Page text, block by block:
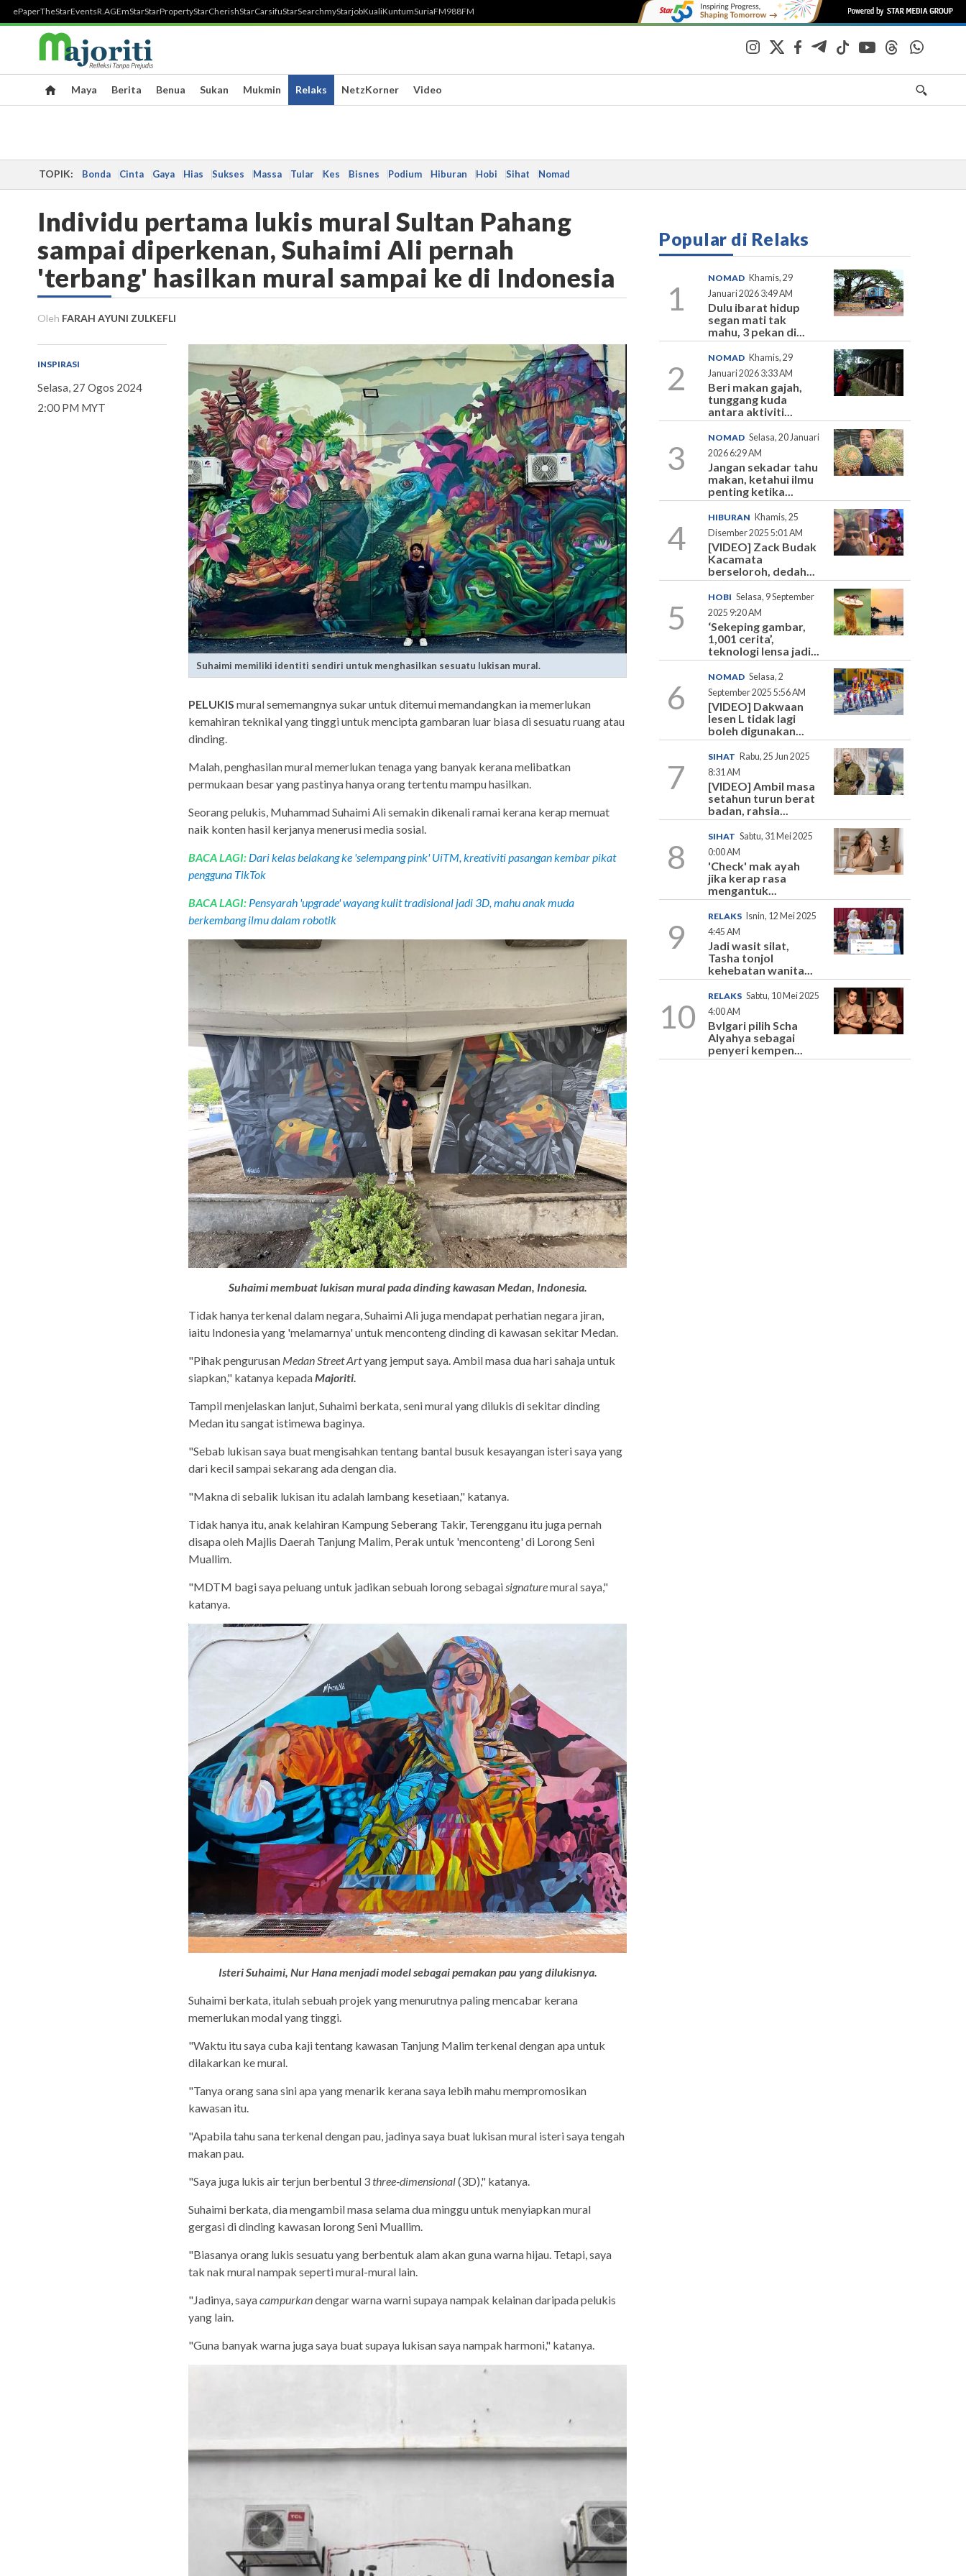
ePaperTheStarEventsR.AGEmStarStarPropertyStarCherishStarCarsifuStarSearchmyStarjobKualiKuntumSuriaFM988FM
Maya Berita Benua Sukan Mukmin Relaks NetzKorner Video
TOPIK: Bonda Cinta Gaya Hias Sukses Massa Tular Kes Bisnes Podium Hiburan Hobi Sihat Nomad
Individu pertama lukis mural Sultan Pahang
sampai diperkenan, Suhaimi Ali pernah
'terbang' hasilkan mural sampai ke di Indonesia
Oleh FARAH AYUNI ZULKEFLI
INSPIRASI
Selasa, 27 Ogos 2024
2:00 PM MYT
Suhaimi memiliki identiti sendiri untuk menghasilkan sesuatu lukisan mural.
PELUKIS mural sememangnya sukar untuk ditemui memandangkan ia memerlukan
kemahiran teknikal yang tinggi untuk mencipta gambaran luar biasa di sesuatu ruang atau
dinding.
Malah, penghasilan mural memerlukan tenaga yang banyak kerana melibatkan
permukaan besar yang pastinya hanya orang tertentu mampu hasilkan.
Seorang pelukis, Muhammad Suhaimi Ali semakin dikenali ramai kerana kerap memuat
naik konten hasil kerjanya menerusi media sosial.
BACA LAGI: Dari kelas belakang ke 'selempang pink' UiTM, kreativiti pasangan kembar pikat
pengguna TikTok
BACA LAGI: Pensyarah 'upgrade' wayang kulit tradisional jadi 3D, mahu anak muda
berkembang ilmu dalam robotik
Suhaimi membuat lukisan mural pada dinding kawasan Medan, Indonesia.
Tidak hanya terkenal dalam negara, Suhaimi Ali juga mendapat perhatian negara jiran,
iaitu Indonesia yang 'melamarnya' untuk menconteng dinding di kawasan sekitar Medan.
"Pihak pengurusan Medan Street Artyang jemput saya. Ambil masa dua hari sahaja untuk
siapkan," katanya kepadaMajoriti.
Tampil menjelaskan lanjut, Suhaimi berkata, seni mural yang dilukis di sekitar dinding
Medan itu sangat istimewa baginya.
"Sebab lukisan saya buat mengisahkan tentang bantal busuk kesayangan isteri saya yang
dari kecil sampai sekarang ada dengan dia.
"Makna di sebalik lukisan itu adalah lambang kesetiaan," katanya.
Tidak hanya itu, anak kelahiran Kampung Seberang Takir, Terengganu itu juga pernah
disapa oleh Majlis Daerah Tanjung Malim, Perak untuk 'menconteng' di Lorong Seni
Muallim.
"MDTM bagi saya peluang untuk jadikan sebuah lorong sebagaisignaturemural saya,"
katanya.
Isteri Suhaimi, Nur Hana menjadi model sebagai pemakan pau yang dilukisnya.
Suhaimi berkata, itulah sebuah projek yang menurutnya paling mencabar kerana
memerlukan modal yang tinggi.
"Waktu itu saya cuba kaji tentang kawasan Tanjung Malim terkenal dengan apa untuk
dilakarkan ke mural.
"Tanya orang sana sini apa yang menarik kerana saya lebih mahu mempromosikan
kawasan itu.
"Apabila tahu sana terkenal dengan pau, jadinya saya buat lukisan mural isteri saya tengah
makan pau.
"Saya juga lukis air terjun berbentul 3three-dimensional(3D)," katanya.
Suhaimi berkata, dia mengambil masa selama dua minggu untuk menyiapkan mural
gergasi di dinding kawasan lorong Seni Muallim.
"Biasanya orang lukis sesuatu yang berbentuk alam akan guna warna hijau. Tetapi, saya
tak nak mural nampak seperti mural-mural lain.
"Jadinya, sayacampurkandengar warna warni supaya nampak kelainan daripada pelukis
yang lain.
"Guna banyak warna juga saya buat supaya lukisan saya nampak harmoni," katanya.
Popular di Relaks
1
NOMAD Khamis, 29
Januari 2026 3:49 AM
Dulu ibarat hidup
segan mati tak
mahu, 3 pekan di...
2
NOMAD Khamis, 29
Januari 2026 3:33 AM
Beri makan gajah,
tunggang kuda
antara aktiviti...
3
NOMAD Selasa, 20 Januari
2026 6:29 AM
Jangan sekadar tahu
makan, ketahui ilmu
penting ketika...
4
HIBURAN Khamis, 25
Disember 2025 5:01 AM
[VIDEO] Zack Budak
Kacamata
berseloroh, dedah...
5
HOBI Selasa, 9 September
2025 9:20 AM
‘Sekeping gambar,
1,001 cerita’,
teknologi lensa jadi...
6
NOMAD Selasa, 2
September 2025 5:56 AM
[VIDEO] Dakwaan
lesen L tidak lagi
boleh digunakan...
7
SIHAT Rabu, 25 Jun 2025
8:31 AM
[VIDEO] Ambil masa
setahun turun berat
badan, rahsia...
8
SIHAT Sabtu, 31 Mei 2025
0:00 AM
'Check' mak ayah
jika kerap rasa
mengantuk...
9
RELAKS
Isnin, 12 Mei 2025
4:45 AM
Jadi wasit silat,
Tasha tonjol
kehebatan wanita...
10
RELAKS Sabtu, 10 Mei 2025
4:00 AM
Bvlgari pilih Scha
Alyahya sebagai
penyeri kempen...